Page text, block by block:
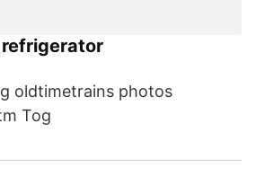
oldtimetrains photos
Tog